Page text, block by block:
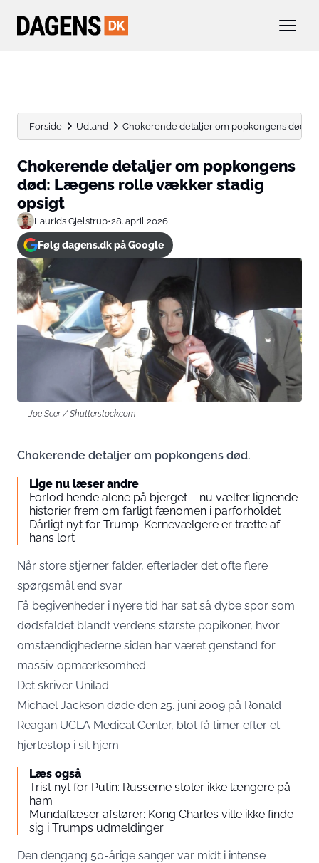
Forside Udland Chokerende detaljer om popkongens død:
Chokerende detaljer om popkongens
død: Lægens rolle vækker stadig
opsigt
Laurids Gjelstrup•28. april 2026
Følg dagens.dk på Google
Joe Seer / Shutterstock.com
Chokerende detaljer om popkongens død.
Lige nu læser andre
Forlod hende alene på bjerget – nu vælter lignende
historier frem om farligt fænomen i parforholdet
Dårligt nyt for Trump: Kernevælgere er trætte af
hans lort
Når store stjerner falder, efterlader det ofte flere
spørgsmål end svar.
Få begivenheder i nyere tid har sat så dybe spor som
dødsfaldet blandt verdens største popikoner, hvor
omstændighederne siden har været genstand for
massiv opmærksomhed.
Det skriver Unilad
Michael Jackson døde den 25. juni 2009 på Ronald
Reagan UCLA Medical Center, blot få timer efter et
hjertestop i sit hjem.
Læs også
Trist nyt for Putin: Russerne stoler ikke længere på
ham
Mundaflæser afslører: Kong Charles ville ikke finde
sig i Trumps udmeldinger
Den dengang 50-årige sanger var midt i intense